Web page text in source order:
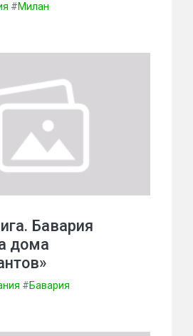
#Милан
Бавария
дома
#Бавария